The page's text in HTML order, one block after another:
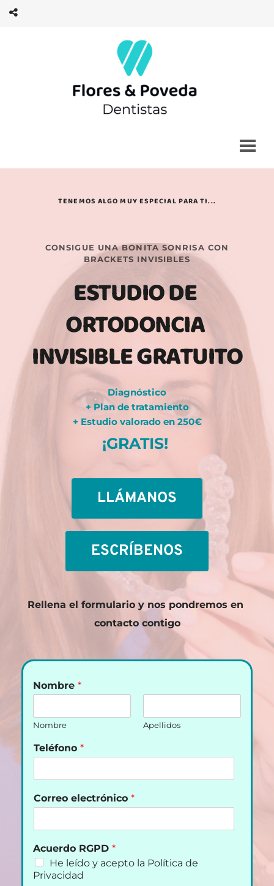
TENEMOS ALGO MUY ESPECIAL PARA TI...
BRACKETS INVISIBLES
ESTUDIO DE
ORTODONCIA
INVISIBLE GRATUITO
Diagnóstico
+ Plan de tratamiento
+ Estudio valorado en 250€
¡GRATIS!
LLÁMANOS
ESCRÍBENOS
Rellena el formulario y nos pondremos en
contacto contigo
Nombre *
Nombre Apellidos
Teléfono *
Correo electrónico *
Acuerdo RGPD *
He leído y acepto la Política de
Privacidad